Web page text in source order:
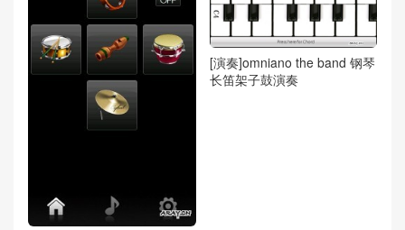
[演奏]omniano the band 钢琴
长笛架子鼓演奏